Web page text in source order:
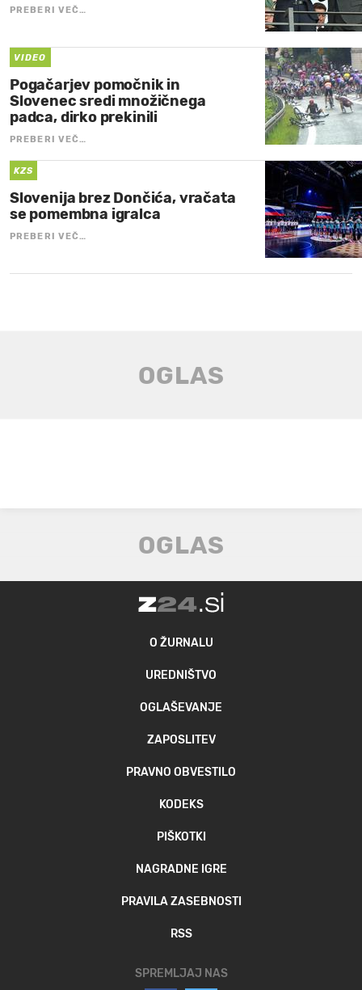
PREBERI VEČ…
VIDEO
Pogačarjev pomočnik in
Slovenec sredi množičnega
padca, dirko prekinili
PREBERI VEČ…
KZS
Slovenija brez Dončića, vračata
se pomembna igralca
PREBERI VEČ…
O ŽURNALU
UREDNIŠTVO
OGLAŠEVANJE
ZAPOSLITEV
PRAVNO OBVESTILO
KODEKS
PIŠKOTKI
NAGRADNE IGRE
PRAVILA ZASEBNOSTI
RSS
SPREMLJAJ NAS